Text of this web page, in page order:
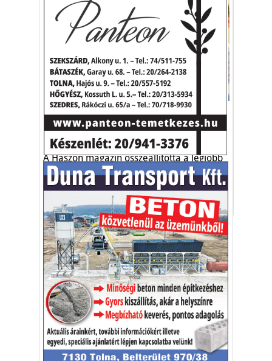
Egészség-életmód
A legjobb magyar orvosok
toplistáját állították össze
A Haszon magazin összeállította a legjobb
magyarországi orvosok 100-as listáját.
Haszon magazin
Kaktusz
Vakációs őrület
A nyaralás extrém
helyzeteket teremt, nagyon
sokan kalandot, kihívást
keresnek.
Vélemény rovat cikkei
Újságlapozó
A nagyvilág képekben